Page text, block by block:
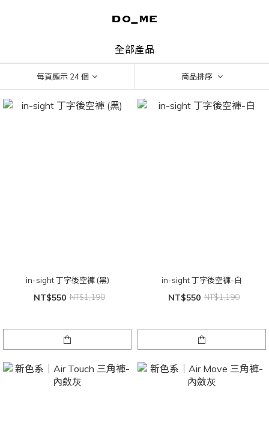
全部產品
每頁顯示 24 個 商品排序
in-sight 丁字後空褲 (黑)
NT$550 NT$1,190
in-sight 丁字後空褲-白
NT$550 NT$1,190